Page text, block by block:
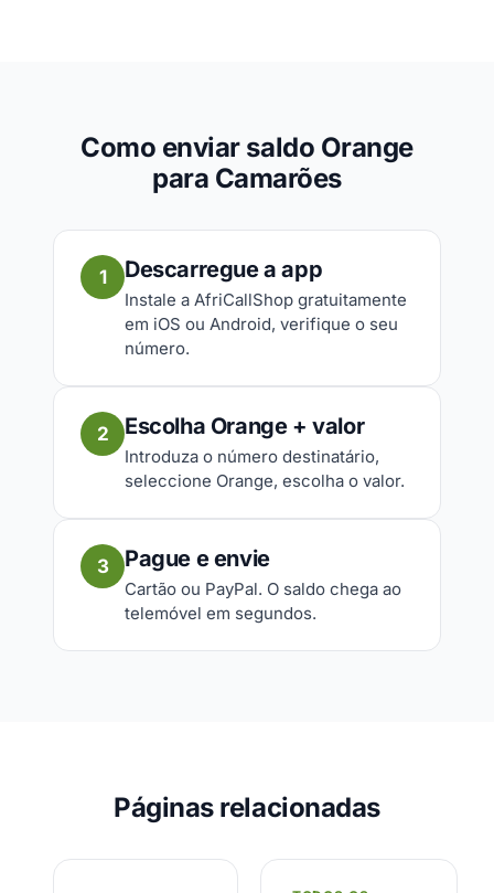
Como enviar saldo Orange
para Camarões
1 Descarregue a app
Instale a AfriCallShop gratuitamente
em iOS ou Android, verifique o seu
número.
2 Escolha Orange + valor
Introduza o número destinatário,
seleccione Orange, escolha o valor.
3 Pague e envie
Cartão ou PayPal. O saldo chega ao
telemóvel em segundos.
Páginas relacionadas